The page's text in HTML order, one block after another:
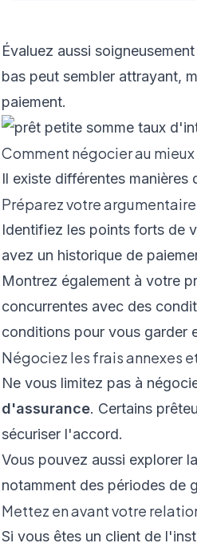
Évaluez aussi
bas peut sembler attrayant,
paiement.
Comment négocier au
Il existe différentes
Préparez votre
Identifiez les points forts de
avez un historique de
Montrez également à votre
concurrentes avec des
conditions pour vous garder
Négociez les frais annexes
Ne vous limitez pas à
d'assurance. Certains
sécuriser l'accord.
Vous pouvez aussi explorer
notamment des périodes de
Mettez en avant votre
Si vous êtes un client de